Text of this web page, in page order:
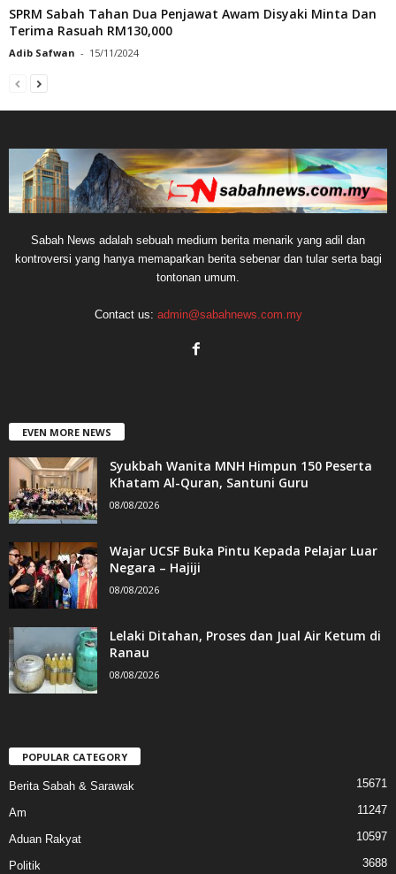
SPRM Sabah Tahan Dua Penjawat Awam Disyaki Minta Dan
Terima Rasuah RM130,000
Adib Safwan - 15/11/2024
Sabah News adalah sebuah medium berita menarik yang adil dan
kontroversi yang hanya memaparkan berita sebenar dan tular serta bagi
tontonan umum.
Contact us: admin@sabahnews.com.my
EVEN MORE NEWS
Syukbah Wanita MNH Himpun 150 Peserta
Khatam Al-Quran, Santuni Guru
08/08/2026
Wajar UCSF Buka Pintu Kepada Pelajar Luar
Negara – Hajiji
08/08/2026
Lelaki Ditahan, Proses dan Jual Air Ketum di
Ranau
08/08/2026
POPULAR CATEGORY
Berita Sabah & Sarawak 15671
Am 11247
Aduan Rakyat 10597
Politik 3688